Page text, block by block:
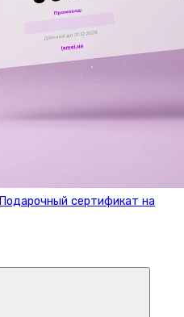
Подарочный сертификат на